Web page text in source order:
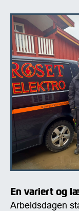
En variert og
Arbeidsdagen